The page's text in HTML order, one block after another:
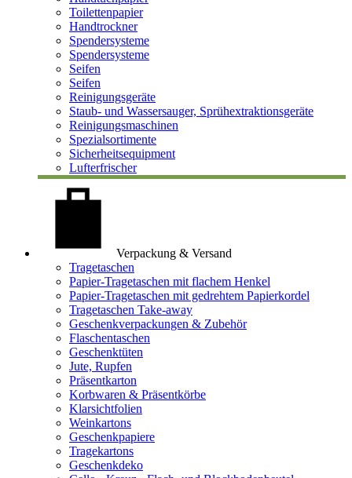
Toilettenpapier
Handtrockner
Spendersysteme
Spendersysteme
Seifen
Seifen
Reinigungsgeräte
Staub- und Wassersauger, Sprühextraktionsgeräte
Reinigungsmaschinen
Spezialsortimente
Sicherheitsequipment
Lufterfrischer
Verpackung & Versand
Tragetaschen
Papier-Tragetaschen mit flachem Henkel
Papier-Tragetaschen mit gedrehtem Papierkordel
Tragetaschen Take-away
Geschenkverpackungen & Zubehör
Flaschentaschen
Geschenktüten
Jute, Rupfen
Präsentkarton
Korbwaren & Präsentkörbe
Klarsichtfolien
Weinkartons
Geschenkpapiere
Tragekartons
Geschenkdeko